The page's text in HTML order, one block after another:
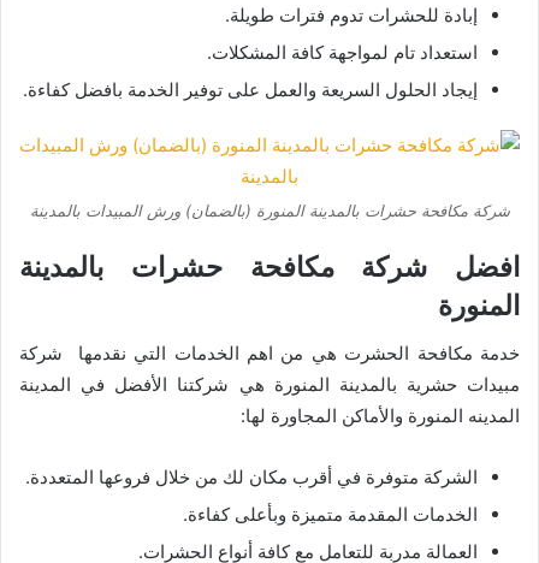
إبادة للحشرات تدوم فترات طويلة.
استعداد تام لمواجهة كافة المشكلات.
إيجاد الحلول السريعة والعمل على توفير الخدمة بافضل كفاءة.
شركة مكافحة حشرات بالمدينة المنورة (بالضمان) ورش المبيدات بالمدينة
افضل شركة مكافحة حشرات بالمدينة
المنورة
خدمة مكافحة الحشرت هي من اهم الخدمات التي نقدمها شركة
مبيدات حشرية بالمدينة المنورة هي شركتنا الأفضل في المدينة
المدينه المنورة والأماكن المجاورة لها:
الشركة متوفرة في أقرب مكان لك من خلال فروعها المتعددة.
الخدمات المقدمة متميزة وبأعلى كفاءة.
العمالة مدربة للتعامل مع كافة أنواع الحشرات.